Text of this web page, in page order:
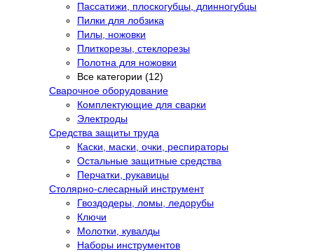
Пассатижи, плоскогубцы, длинногубцы
Пилки для лобзика
Пилы, ножовки
Плиткорезы, стеклорезы
Полотна для ножовки
Все категории (12)
Сварочное оборудование
Комплектующие для сварки
Электроды
Средства защиты труда
Каски, маски, очки, респираторы
Остальные защитные средства
Перчатки, рукавицы
Столярно-слесарный инструмент
Гвоздодеры, ломы, ледорубы
Ключи
Молотки, кувалды
Наборы инструментов